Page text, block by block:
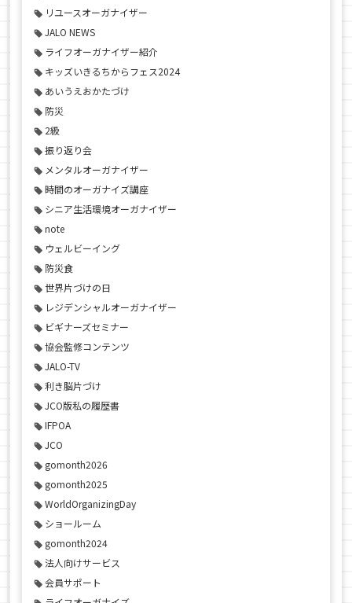
リユースオーガナイザー
JALO NEWS
ライフオーガナイザー紹介
キッズいきるちからフェス2024
あいうえおかたづけ
防災
2級
振り返り会
メンタルオーガナイザー
時間のオーガナイズ講座
シニア生活環境オーガナイザー
note
ウェルビーイング
防災食
世界片づけの日
レジデンシャルオーガナイザー
ビギナーズセミナー
協会監修コンテンツ
JALO-TV
利き脳片づけ
JCO版私の履歴書
IFPOA
JCO
gomonth2026
gomonth2025
WorldOrganizingDay
ショールーム
gomonth2024
法人向けサービス
会員サポート